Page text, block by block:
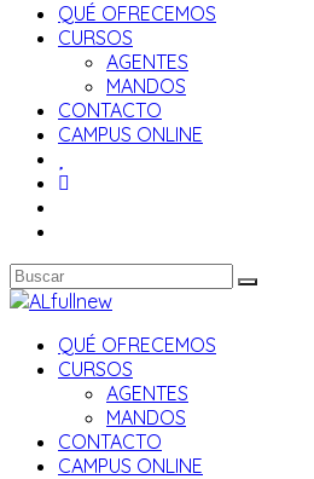
web
QUÉ OFRECEMOS
CURSOS
AGENTES
MANDOS
CONTACTO
CAMPUS ONLINE
QUÉ OFRECEMOS
CURSOS
AGENTES
MANDOS
CONTACTO
CAMPUS ONLINE